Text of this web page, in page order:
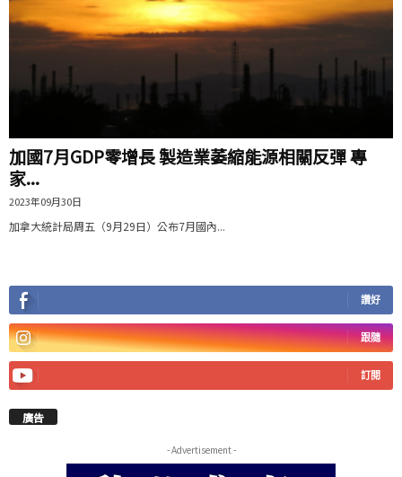
加國7月GDP零增長 製造業萎縮能源相關反彈 專
家...
2023年09月30日
加拿大統計局周五（9月29日）公布7月國內...
讚好
跟隨
訂閱
廣告
- Advertisement -